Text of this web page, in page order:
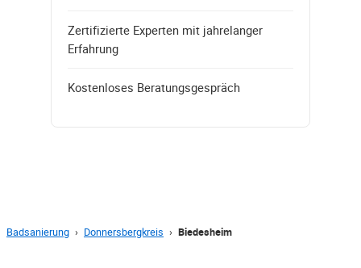
Zertifizierte Experten mit jahrelanger
Erfahrung
Kostenloses Beratungsgespräch
Badsanierung › Donnersbergkreis › Biedesheim